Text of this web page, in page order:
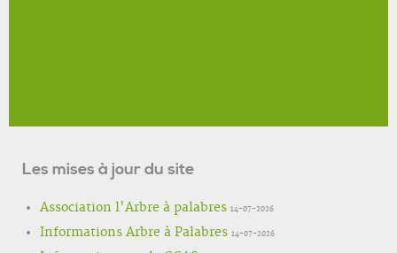
Les mises à jour du site
Association l'Arbre à palabres 14-07-2026
Informations Arbre à Palabres 14-07-2026